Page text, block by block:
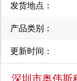
发货地点：
产品类别：
更新时间：